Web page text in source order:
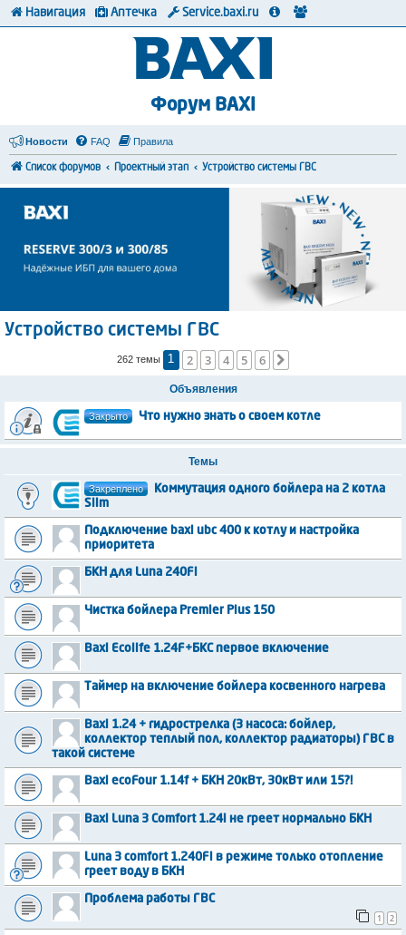
Форум BAXI
Новости FAQ Правила
Список форумов Проектный этап Устройство системы ГВС
Устройство системы ГВС
262 темы 1 2 3 4 5 6
Объявления
Закрыто Что нужно знать о своем котле
Темы
Закреплено
Коммутация одного бойлера на 2 котла
Slim
Подключение baxi ubc 400 к котлу и настройка
приоритета
БКН для Luna 240Fi
Чистка бойлера Premier Plus 150
Baxi Ecolife 1.24F+БКС первое включение
Таймер на включение бойлера косвенного нагрева
Baxi 1.24 + гидрострелка (3 насоса: бойлер,
коллектор теплый пол, коллектор радиаторы) ГВС в
такой системе
Baxi ecoFour 1.14f + БКН 20кВт, 30кВт или 15?!
Baxi Luna 3 Comfort 1.24i не греет нормально БКН
Luna 3 comfort 1.240Fi в режиме только отопление
греет воду в БКН
Проблема работы ГВС
1
2
Навигация Аптечка Service.baxi.ru